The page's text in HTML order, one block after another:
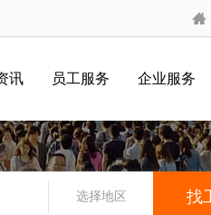
讯 员工服务 企业服务
选择地区